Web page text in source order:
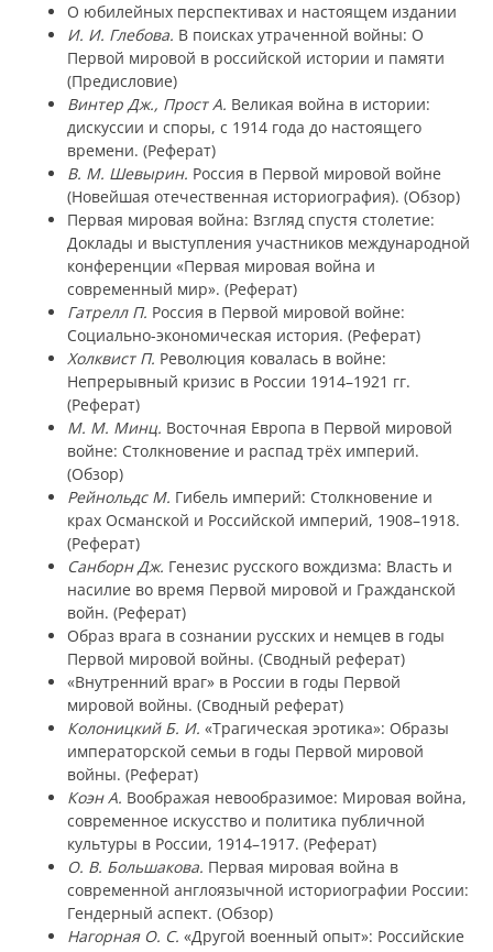
О юбилейных перспективах и настоящем издании
И. И. Глебова. В поисках утраченной войны: О
Первой мировой в российской истории и памяти
(Предисловие)
Винтер Дж., Прост А. Великая война в истории:
дискуссии и споры, с 1914 года до настоящего
времени. (Реферат)
В. М. Шевырин. Россия в Первой мировой войне
(Новейшая отечественная историография). (Обзор)
Первая мировая война: Взгляд спустя столетие:
Доклады и выступления участников международной
конференции «Первая мировая война и
современный мир». (Реферат)
Гатрелл П. Россия в Первой мировой войне:
Социально-экономическая история. (Реферат)
Холквист П. Революция ковалась в войне:
Непрерывный кризис в России 1914–1921 гг.
(Реферат)
М. М. Минц. Восточная Европа в Первой мировой
войне: Столкновение и распад трёх империй.
(Обзор)
Рейнольдс М. Гибель империй: Столкновение и
крах Османской и Российской империй, 1908–1918.
(Реферат)
Санборн Дж. Генезис русского вождизма: Власть и
насилие во время Первой мировой и Гражданской
войн. (Реферат)
Образ врага в сознании русских и немцев в годы
Первой мировой войны. (Сводный реферат)
«Внутренний враг» в России в годы Первой
мировой войны. (Сводный реферат)
Колоницкий Б. И. «Трагическая эротика»: Образы
императорской семьи в годы Первой мировой
войны. (Реферат)
Коэн А. Воображая невообразимое: Мировая война,
современное искусство и политика публичной
культуры в России, 1914–1917. (Реферат)
О. В. Большакова. Первая мировая война в
современной англоязычной историографии России:
Гендерный аспект. (Обзор)
Нагорная О. С. «Другой военный опыт»: Российские